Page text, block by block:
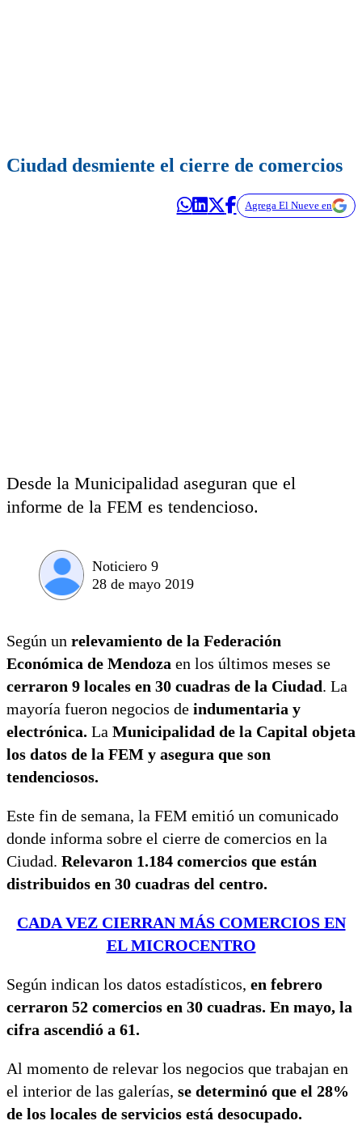
Ciudad desmiente el cierre de comercios
Agrega El Nueve en
Desde la Municipalidad aseguran que el
informe de la FEM es tendencioso.
Noticiero 9
28 de mayo 2019
Según un relevamiento de la Federación
Económica de Mendoza en los últimos meses se
cerraron 9 locales en 30 cuadras de la Ciudad. La
mayoría fueron negocios de indumentaria y
electrónica. La Municipalidad de la Capital objeta
los datos de la FEM y asegura que son
tendenciosos.
Este fin de semana, la FEM emitió un comunicado
donde informa sobre el cierre de comercios en la
Ciudad. Relevaron 1.184 comercios que están
distribuidos en 30 cuadras del centro.
CADA VEZ CIERRAN MÁS COMERCIOS EN
EL MICROCENTRO
Según indican los datos estadísticos, en febrero
cerraron 52 comercios en 30 cuadras. En mayo, la
cifra ascendió a 61.
Al momento de relevar los negocios que trabajan en
el interior de las galerías, se determinó que el 28%
de los locales de servicios está desocupado.